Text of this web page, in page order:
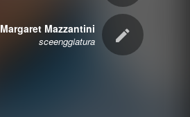
Margaret Mazzantini
sceenggiatura